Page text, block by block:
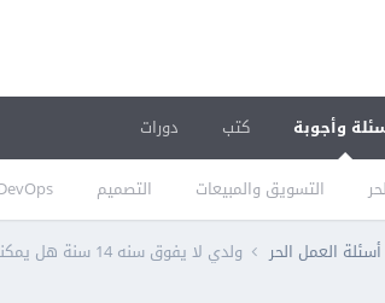
وأجوبة
التسويق والمبيعات التصميم
كتب دورات
أسئلة العمل الحر ولدي لا يفوق سنه 14 سنة هل يمكنه العمل في مواقع العمل الحر واليوتيوب من الناحية القانونية؟